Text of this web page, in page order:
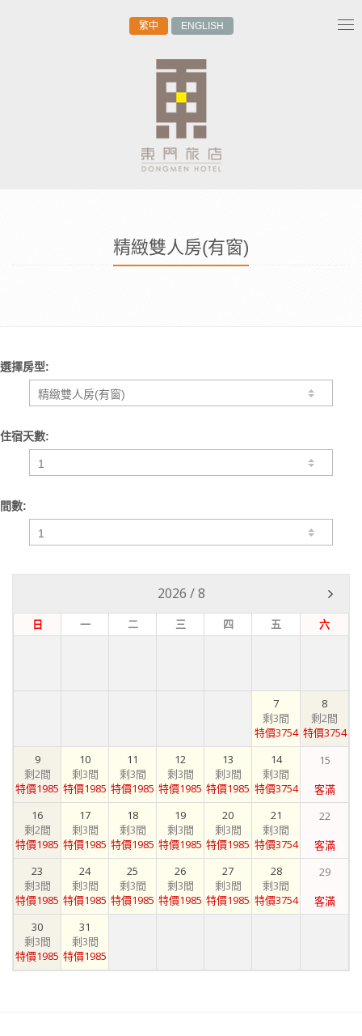
繁中 ENGLISH
精緻雙人房(有窗)
選擇房型:
住宿天數:
間數:
2026 /8
日 一 二 三 四 五 六
7
剩3間
特價3754
8
剩2間
特價3754
9
剩2間
特價1985
10
剩3間
特價1985
11
剩3間
特價1985
12
剩3間
特價1985
13
剩3間
特價1985
14
剩3間
特價3754
15
客滿
16
剩2間
特價1985
17
剩3間
特價1985
18
剩3間
特價1985
19
剩3間
特價1985
20
剩3間
特價1985
21
剩3間
特價3754
22
客滿
23
剩3間
特價1985
24
剩3間
特價1985
25
剩3間
特價1985
26
剩3間
特價1985
27
剩3間
特價1985
28
剩3間
特價3754
29
客滿
30
剩3間
特價1985
31
剩3間
特價1985